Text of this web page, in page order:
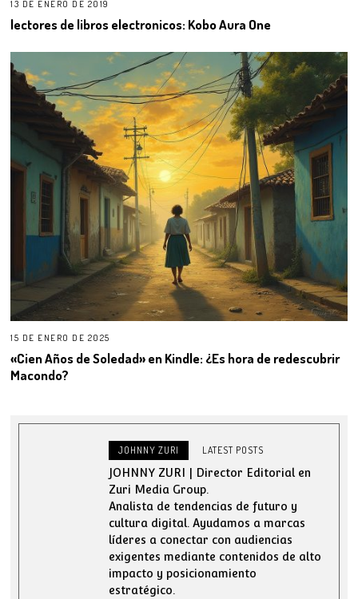
13 DE ENERO DE 2019
lectores de libros electronicos: Kobo Aura One
15 DE ENERO DE 2025
«Cien Años de Soledad» en Kindle: ¿Es hora de redescubrir
Macondo?
JOHNNY ZURI LATEST POSTS
JOHNNY ZURI | Director Editorial en
Zuri Media Group.
Analista de tendencias de futuro y
cultura digital. Ayudamos a marcas
líderes a conectar con audiencias
exigentes mediante contenidos de alto
impacto y posicionamiento
estratégico.